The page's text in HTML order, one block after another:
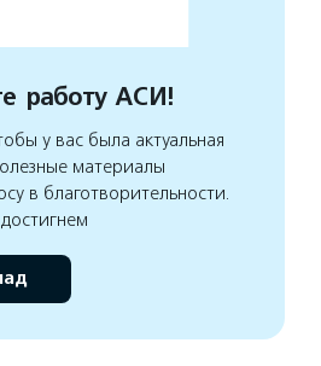
работу АСИ!
у вас была актуальная
материалы
в благотворительности.